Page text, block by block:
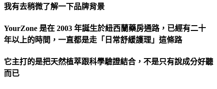
我有去稍微了解一下品牌背景
YourZone 是在 2003 年誕生於紐西蘭藥房通路，已經有二十
年以上的時間，一直都是走「日常舒緩護理」這條路
它主打的是把天然植萃跟科學驗證結合，不是只有說成分好聽
而已